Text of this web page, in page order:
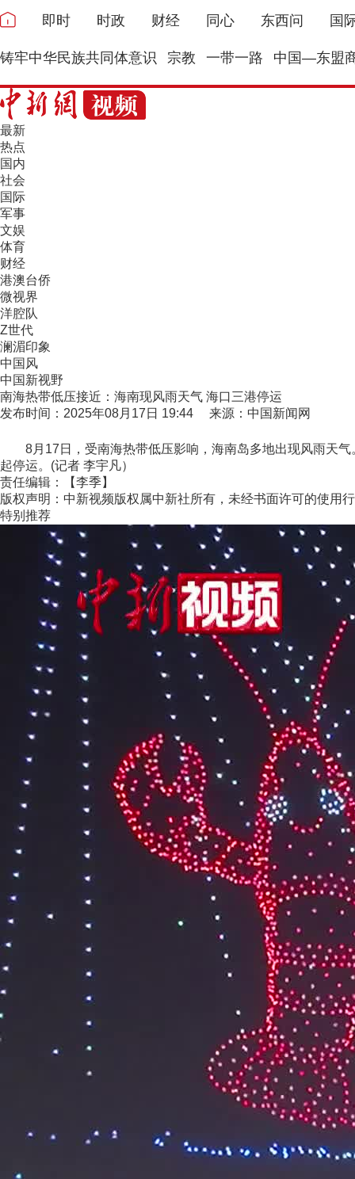
即时 时政 财经 同心 东西问 国
铸牢中华民族共同体意识 宗教 一带一路 中国—东盟
最新
热点
国内
社会
国际
军事
文娱
体育
财经
港澳台侨
微视界
洋腔队
Z世代
澜湄印象
中国风
中国新视野
南海热带低压接近：海南现风雨天气 海口三港停运
发布时间：2025年08月17日 19:44 来源：中国新闻网
8月17日，受南海热带低压影响，海南岛多地出现风雨天气
起停运。(记者 李宇凡）
责任编辑：【李季】
版权声明：中新视频版权属中新社所有，未经书面许可的使用
特别推荐